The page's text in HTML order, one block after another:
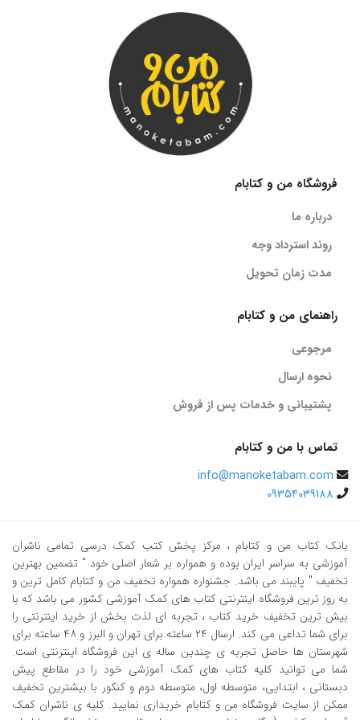
ویژگیهای کتاب اقتصاد جامع مشاوران
درسنامه کتاب اقتصاد جامع مشاوران خودآموزه و طوری تالیف شده که حتی
شما رو از داشتن معلم هم بی نیاز می کنه، درسنامه کتاب کامله و هیچ ایرادی
بهش وارد نیست.
مسائل اقتصاد و حل جدول ها و نمودار ها تقریبا نیمی از تست های کنکور رو
شما رو با انواع و اقسام تست های تالیفی، کنکور های آزمایشی و کنکور
تمامی تست ها رو تو هر سطحی پوشش میده.
مولف کتاب اقتصاد جامع مشاوران وحید تمنا
مدرس و مولف دروس انسانی با بیش از 23 سال سابقه
مولف بیش از 50 کتاب کمک آموزشی
برگزار کننده بیش از 100 همایش آموزشی
جمع بندی اقتصاد کنکور مشاوران
فروشگاه من و کتابام
درباره ما
روند استرداد وجه
مدت زمان تحویل
راهنمای من و کتابام
مرجوعی
نحوه ارسال
پشتیبانی و خدمات پس از فروش
تماس با من و کتابام
info@manoketabam.com
09354039188
بانک کتاب من و کتابام ، مرکز پخش کتب کمک درسی تمامی ناشران
آموزشی به سراسر ایران بوده و همواره بر شعار اصلی خود " تضمین بهترین
تخفیف " پایبند می باشد. جشنواره همواره تخفیف من و کتابام کامل ترین و
به روز ترین فروشگاه اینترنتی کتاب های کمک آموزشی کشور می باشد که با
بیش ترین تخفیف خرید کتاب ، تجربه ای لذت بخش از خرید اینترنتی را
برای شما تداعی می کند. ارسال ٢٤ ساعته برای تهران و البرز و ٤٨ ساعته برای
شهرستان ها حاصل تجربه ی چندین ساله ی این فروشگاه اینترنتی است.
شما می توانید کلیه کتاب های کمک آموزشی خود را در مقاطع پیش
دبستانی ، ابتدایی، متوسطه اول، متوسطه دوم و کنکور با بیشترین تخفیف
ممکن از سایت فروشگاه من و کتابام خریداری نمایید. کلیه ی ناشران کمک